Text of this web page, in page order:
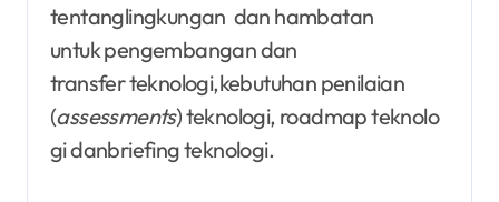
tentanglingkungan dan hambatan
untuk pengembangan dan
transfer teknologi,kebutuhan penilaian
(assessments) teknologi, roadmap teknolo
gi danbriefing teknologi.